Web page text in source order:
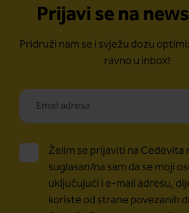
Prijavi se na
Pridruži nam se i svježu dozu
ravno u inbox!
Želim se prijaviti na
suglasan/na sam da se moji
uključujući i e-mail adresu,
koriste od strane povezanih